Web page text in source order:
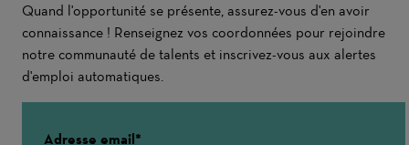
Quand l'opportunité se présente, assurez-vous d'en avoir
connaissance ! Renseignez vos coordonnées pour rejoindre
notre communauté de talents et inscrivez-vous aux alertes
d'emploi automatiques.
Adresse email